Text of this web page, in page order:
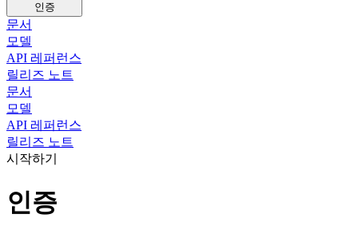
인증
문서
모델
API 레퍼런스
릴리즈 노트
문서
모델
API 레퍼런스
릴리즈 노트
시작하기
인증